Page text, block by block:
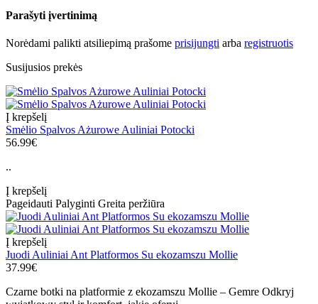
Parašyti įvertinimą
Norėdami palikti atsiliepimą prašome prisijungti arba registruotis
Susijusios prekės
Į krepšelį
Smėlio Spalvos Ażurowe Auliniai Potocki
56.99€
..
Į krepšelį
Pageidauti Palyginti Greita peržiūra
Į krepšelį
Juodi Auliniai Ant Platformos Su ekozamszu Mollie
37.99€
Czarne botki na platformie z ekozamszu Mollie – Gemre Odkryj